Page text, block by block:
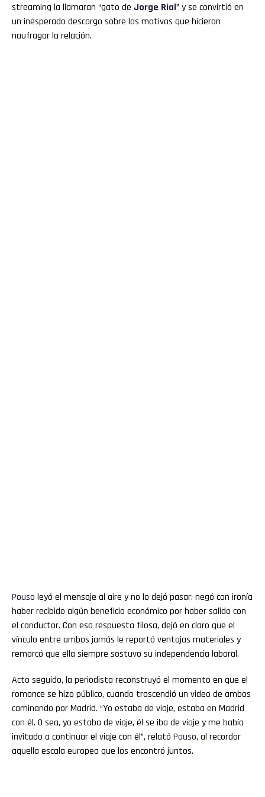
streaming la llamaran “gato de Jorge Rial” y se convirtió en
un inesperado descargo sobre los motivos que hicieron
naufragar la relación.
Pouso leyó el mensaje al aire y no lo dejó pasar: negó con ironía
haber recibido algún beneficio económico por haber salido con
el conductor. Con esa respuesta filosa, dejó en claro que el
vínculo entre ambos jamás le reportó ventajas materiales y
remarcó que ella siempre sostuvo su independencia laboral.
Acto seguido, la periodista reconstruyó el momento en que el
romance se hizo público, cuando trascendió un video de ambos
caminando por Madrid. “Yo estaba de viaje, estaba en Madrid
con él. O sea, yo estaba de viaje, él se iba de viaje y me había
invitado a continuar el viaje con él”, relató Pouso, al recordar
aquella escala europea que los encontró juntos.